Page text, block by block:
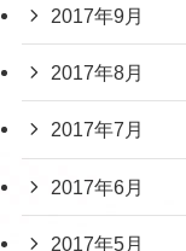
2017年9月
2017年8月
2017年7月
2017年6月
2017年5月